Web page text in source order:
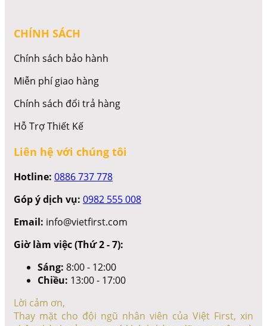
CHÍNH SÁCH
Chính sách bảo hành
Miễn phí giao hàng
Chính sách đổi trả hàng
Hỗ Trợ Thiết Kế
Liên hệ với chúng tôi
Hotline: 0886 737 778
Góp ý dịch vụ: 0982 555 008
Email: info@vietfirst.com
Giờ làm việc (Thứ 2 - 7):
Sáng: 8:00 - 12:00
Chiều: 13:00 - 17:00
Lời cảm ơn,
Thay mặt cho đội ngũ nhân viên của Việt First, xin